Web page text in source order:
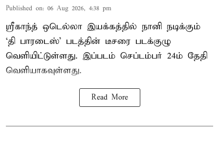
Published on: 06 Aug 2026, 4:38 pm
ஸ்ரீகாந்த் ஒடெல்லா இயக்கத்தில் நானி நடிக்கும்
‘தி பாரடைஸ்’ படத்தின் டீசரை படக்குழு
வெளியிட்டுள்ளது. இப்படம் செப்டம்பர் 24ம் தேதி
வெளியாகவுள்ளது.
Read More